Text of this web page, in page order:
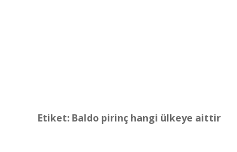
Etiket: Baldo pirinç hangi ülkeye aittir